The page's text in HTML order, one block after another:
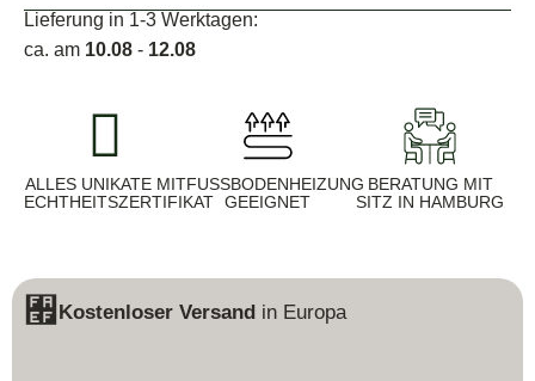
Lieferung in 1-3 Werktagen:
ca. am 10.08 - 12.08
ALLES UNIKATE MIT
ECHTHEITSZERTIFIKAT
FUSSBODENHEIZUNG G
EEIGNET
BERATUNG MIT
SITZ IN HAMBURG
Kostenloser Versand in Europa